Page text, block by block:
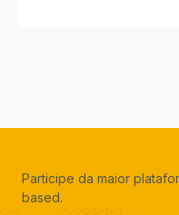
Participe da maior
based.